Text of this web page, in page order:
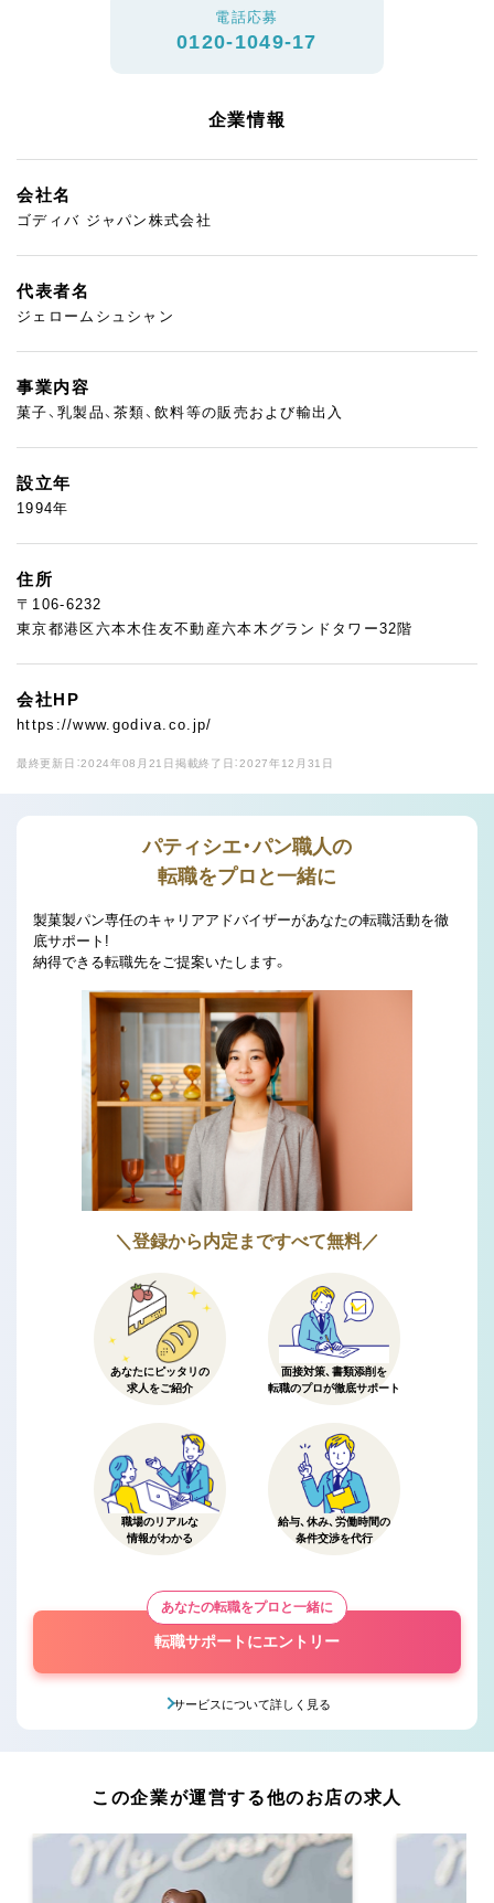
電話応募
0120-1049-17
企業情報
会社名
ゴディバ ジャパン株式会社
代表者名
ジェロームシュシャン
事業内容
菓子、乳製品、茶類、飲料等の販売および輸出入
設立年
1994年
住所
〒106-6232
東京都港区六本木住友不動産六本木グランドタワー32階
会社HP
https://www.godiva.co.jp/
最終更新日：2024年08月21日 掲載終了日：2027年12月31日
パティシエ・パン職人の
転職をプロと一緒に
製菓製パン専任のキャリアアドバイザーがあなたの転職活動を徹
底サポート!
納得できる転職先をご提案いたします。
＼登録から内定まですべて無料／
あなたにピッタリの
求人をご紹介
面接対策、書類添削を
転職のプロが徹底サポート
職場のリアルな
情報がわかる
給与、休み、労働時間の
条件交渉を代行
あなたの転職をプロと一緒に
転職サポートにエントリー
サービスについて詳しく見る
この企業が運営する他のお店の求人